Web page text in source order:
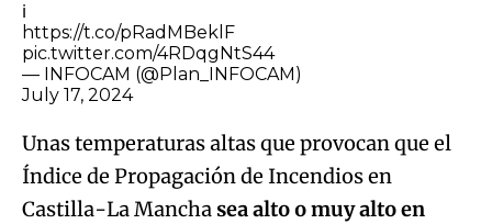
ℹ️
https://t.co/pRadMBeklF
pic.twitter.com/4RDqgNtS44
— INFOCAM (@Plan_INFOCAM)
July 17, 2024
Unas temperaturas altas que provocan que el
Índice de Propagación de Incendios en
Castilla-La Manchasea alto o muy alto en